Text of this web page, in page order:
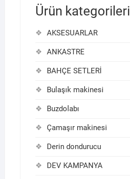
Ürün kategorileri
AKSESUARLAR
ANKASTRE
BAHÇE SETLERİ
Bulaşık makinesi
Buzdolabı
Çamaşır makinesi
Derin dondurucu
DEV KAMPANYA